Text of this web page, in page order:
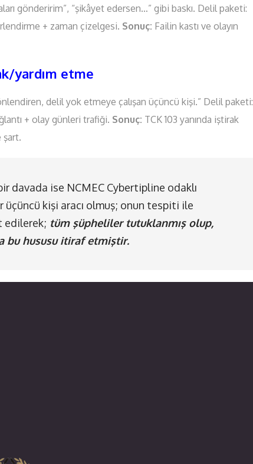
gönderirim”, “şikâyet edersen…” gibi baskı. Delil paketi:
+ zaman çizelgesi. Sonuç: Failin kastı ve olayın
yardım etme
delil yok etmeye çalışan üçüncü kişi.” Delil paketi:
+ olay günleri trafiği. Sonuç: TCK 103 yanında iştirak
ise NCMEC Cybertipline odaklı
kişi aracı olmuş; onun tespiti ile
edilerek; tüm şüpheliler tutuklanmış olup,
bu hususu itiraf etmiştir.